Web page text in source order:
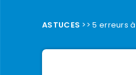
ASTUCES >>5 erreurs